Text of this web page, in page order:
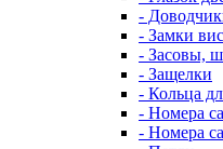
-
- Замки
- Засовы,
- Защелки
- Кольца
- Номера
- Номера